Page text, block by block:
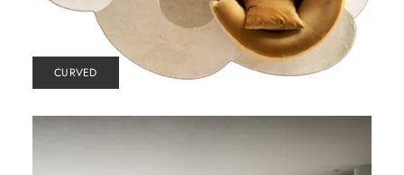
CURVED